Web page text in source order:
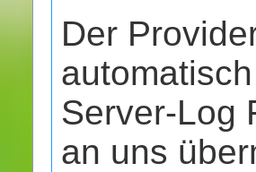
Der
Server-Log
an uns